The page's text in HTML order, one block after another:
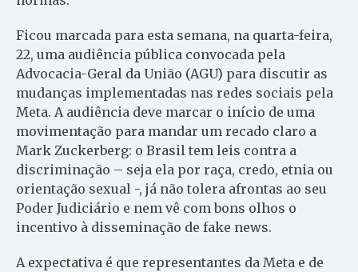
Ficou marcada para esta semana, na quarta-feira,
22, uma audiência pública convocada pela
Advocacia-Geral da União (AGU) para discutir as
mudanças implementadas nas redes sociais pela
Meta. A audiência deve marcar o início de uma
movimentação para mandar um recado claro a
Mark Zuckerberg: o Brasil tem leis contra a
discriminação – seja ela por raça, credo, etnia ou
orientação sexual -, já não tolera afrontas ao seu
Poder Judiciário e nem vê com bons olhos o
incentivo à disseminação de fake news.
A expectativa é que representantes da Meta e de